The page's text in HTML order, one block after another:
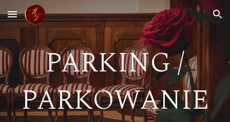
Skip to main content Skip to navigation
PARKING /
PARKOWANIE